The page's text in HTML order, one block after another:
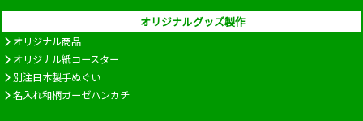
オリジナルグッズ製作
オリジナル商品
オリジナル紙コースター
別注日本製手ぬぐい
名入れ和柄ガーゼハンカチ